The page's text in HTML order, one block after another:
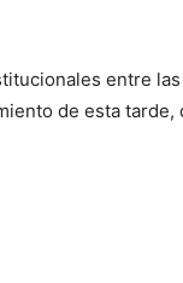
entre
de esta tarde,